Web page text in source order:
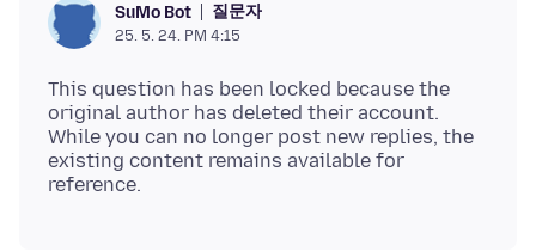
SuMo Bot 질문자
25. 5. 24. PM 4:15
This question has been locked because the
original author has deleted their account.
While you can no longer post new replies, the
existing content remains available for